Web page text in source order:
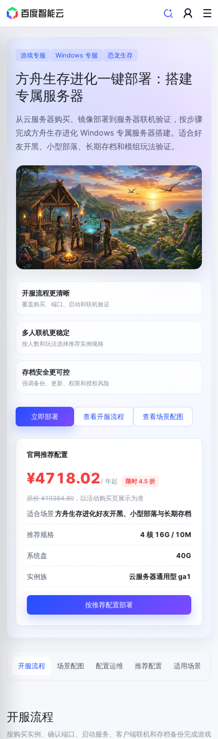
解决方案首页
游戏专服 Windows 专服 恐龙生存
方舟生存进化一键部署：搭建
专属服务器
从云服务器购买、镜像部署到服务器联机验证，按步骤
完成方舟生存进化 Windows 专属服务器搭建。适合好
友开黑、小型部落、长期存档和模组玩法验证。
开服流程更清晰
覆盖购买、端口、启动和联机验证
多人联机更稳定
按人数和玩法选择推荐实例规格
存档安全更可控
强调备份、更新、权限和授权风险
立即部署 查看开服流程 查看场景配图
官网推荐配置
¥4718.02/ 年起 限时 4.5 折
原价 ¥10384.80 ，以活动购买页展示为准
适合场景方舟生存进化好友开黑、小型部落与长期存档
推荐规格 4 核 16G / 10M
系统盘 40G
实例族 云服务器通用型 ga1
按推荐配置部署
开服流程 场景配图 配置运维 推荐配置 适用场景
开服流程
按购买实例、确认端口、启动服务、客户端联机和存档备份完成游戏